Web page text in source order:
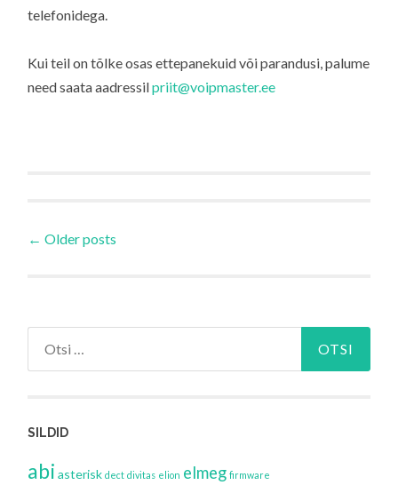
telefonidega.
Kui teil on tõlke osas ettepanekuid või parandusi, palume
need saata aadressilpriit@voipmaster.ee
Postituste
← Older posts
SILDID
abi asterisk dect divitas elion elmeg firmware